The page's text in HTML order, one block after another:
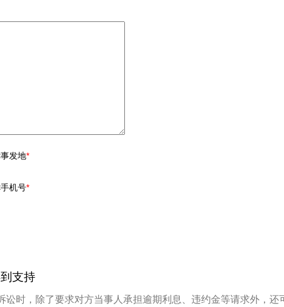
发地*
机号*
支持
时，除了要求对方当事人承担逾期利息、违约金等请求外，还